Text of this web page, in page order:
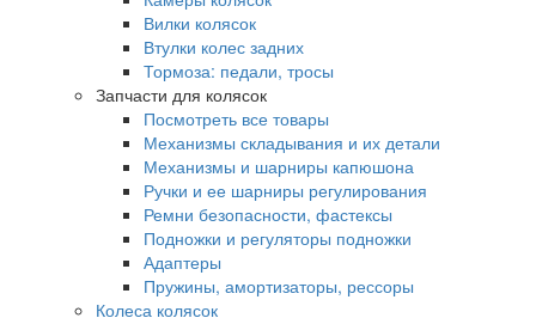
Вилки колясок
Втулки колес задних
Тормоза: педали, тросы
Запчасти для колясок
Посмотреть все товары
Механизмы складывания и их детали
Механизмы и шарниры капюшона
Ручки и ее шарниры регулирования
Ремни безопасности, фастексы
Подножки и регуляторы подножки
Адаптеры
Пружины, амортизаторы, рессоры
Колеса колясок